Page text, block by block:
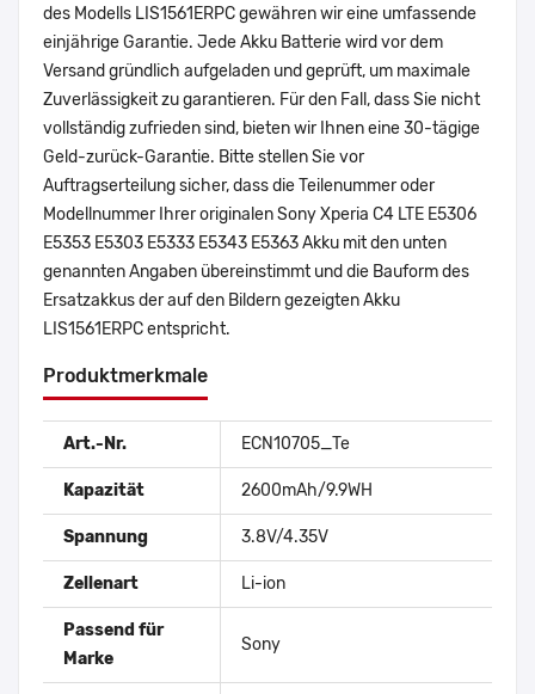
des Modells LIS1561ERPC gewähren wir eine umfassende
einjährige Garantie. Jede Akku Batterie wird vor dem
Versand gründlich aufgeladen und geprüft, um maximale
Zuverlässigkeit zu garantieren. Für den Fall, dass Sie nicht
vollständig zufrieden sind, bieten wir Ihnen eine 30-tägige
Geld-zurück-Garantie. Bitte stellen Sie vor
Auftragserteilung sicher, dass die Teilenummer oder
Modellnummer Ihrer originalen Sony Xperia C4 LTE E5306
E5353 E5303 E5333 E5343 E5363 Akku mit den unten
genannten Angaben übereinstimmt und die Bauform des
Ersatzakkus der auf den Bildern gezeigten Akku
LIS1561ERPC entspricht.
Produktmerkmale
Art.-Nr. ECN10705_Te
Kapazität 2600mAh/9.9WH
Spannung 3.8V/4.35V
Zellenart Li-ion
Passend für
Marke
Sony